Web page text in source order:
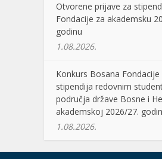
Otvorene prijave za
Fondacije za akademsku
godinu
1.08.2026.
Konkurs Bosana
stipendija redovnim
područja države Bosne i
akademskoj 2026/27.
1.08.2026.